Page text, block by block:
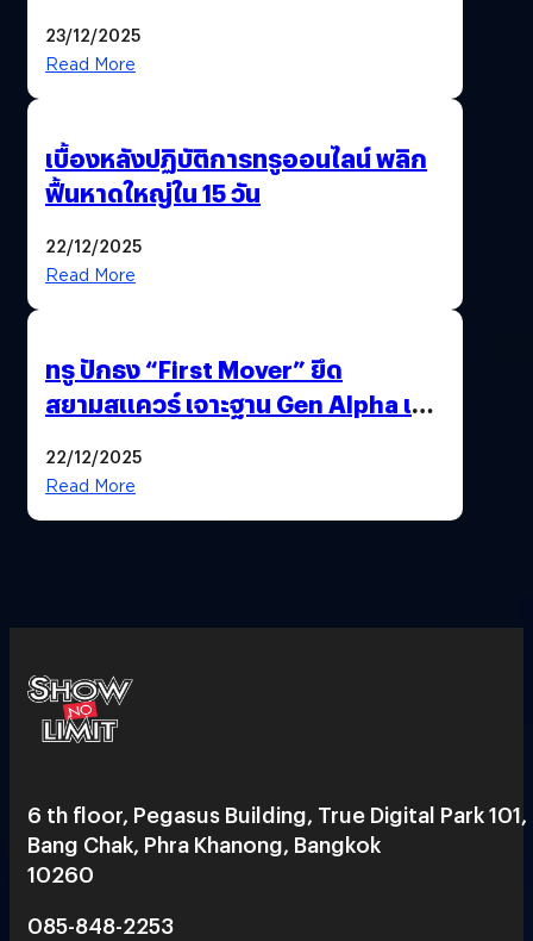
สุขภาพไทยสู่ความยั่งยืน
23/12/2025
Read More
เบื้องหลังปฏิบัติการทรูออนไลน์ พลิก
ฟื้นหาดใหญ่ใน 15 วัน
22/12/2025
Read More
ทรู ปักธง “First Mover” ยึด
สยามสแควร์ เจาะฐาน Gen Alpha เมื่อ
ยุคถัดไป
22/12/2025
Read More
6 th floor, Pegasus Building, True Digital Park 101,
Bang Chak, Phra Khanong, Bangkok
10260
085-848-2253